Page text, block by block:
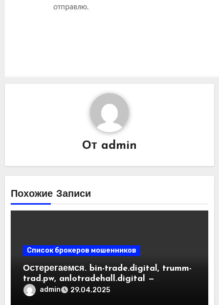
От admin
Похожие Записи
Список брокеров мошенников
Остерегаемся. bin-trade.digital, trumm-
trad.pw, anlotradehall.digital —
разоблачение фальшивых
криптобирж. Как вернуть деньги.
admin 29.04.2025